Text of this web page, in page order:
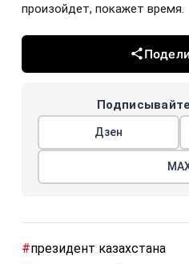
произойдет, покажет время.
Дзен
#президент казахстана